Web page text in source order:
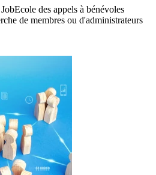
des appels à bénévoles
de membres ou d'administrateurs